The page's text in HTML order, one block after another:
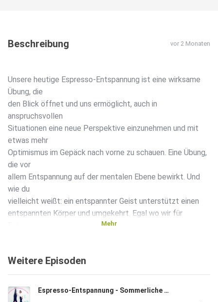
Beschreibung vor 2 Monaten
Unsere heutige Espresso-Entspannung ist eine wirksame
Übung, die
den Blick öffnet und uns ermöglicht, auch in
anspruchsvollen
Situationen eine neue Perspektive einzunehmen und mit
etwas mehr
Optimismus im Gepäck nach vorne zu schauen. Eine Übung,
die vor
allem Entspannung auf der mentalen Ebene bewirkt. Und
wie du
vielleicht weißt: ein entspannter Geist unterstützt einen
entspannten Körper und umgekehrt. Egal wo wir für
lege am besten gleich los. Viel Freude und gute
Mehr
Weitere Episoden
Espresso-Entspannung - Sommerliche Atempause